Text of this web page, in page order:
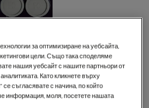
за да увеличите.
за оптимизиране на уебсайта,
цели. Също така споделяме
нашия уебсайт с нашите партньори от
Като кликнете върху
съгласявате с начина, по който
информация, моля, посетете нашата